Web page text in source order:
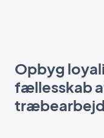
Opbyg
fællesskab